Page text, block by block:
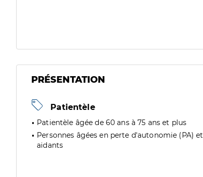
PRÉSENTATION
Patientèle
Patientèle âgée de 60 ans à 75 ans et plus
Personnes âgées en perte d'autonomie (PA) et
aidants